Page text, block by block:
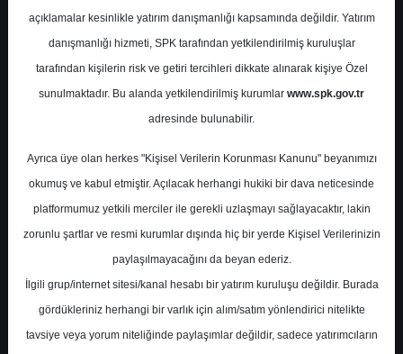
Marbaş Menkul Değerler
AKSEN - Hedef Fiyat
Marbaş Menkul Değerler
açıklamalar kesinlikle yatırım danışmanlığı kapsamında değildir. Yatırım
danışmanlığı hizmeti, SPK tarafından yetkilendirilmiş kuruluşlar
tarafından kişilerin risk ve getiri tercihleri dikkate alınarak kişiye Özel
sunulmaktadır. Bu alanda yetkilendirilmiş kurumlar www.spk.gov.tr
adresinde bulunabilir.
Ayrıca üye olan herkes "Kişisel Verilerin Korunması Kanunu" beyanımızı
okumuş ve kabul etmiştir. Açılacak herhangi hukiki bir dava neticesinde
platformumuz yetkili merciler ile gerekli uzlaşmayı sağlayacaktır, lakin
zorunlu şartlar ve resmi kurumlar dışında hiç bir yerde Kişisel Verilerinizin
paylaşılmayacağını da beyan ederiz.
İlgili grup/internet sitesi/kanal hesabı bir yatırım kuruluşu değildir. Burada
gördükleriniz herhangi bir varlık için alım/satım yönlendirici nitelikte
tavsiye veya yorum niteliğinde paylaşımlar değildir, sadece yatırımcıların